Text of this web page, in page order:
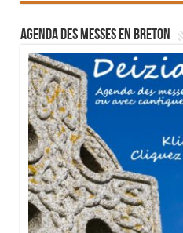
Agenda des messes en breton